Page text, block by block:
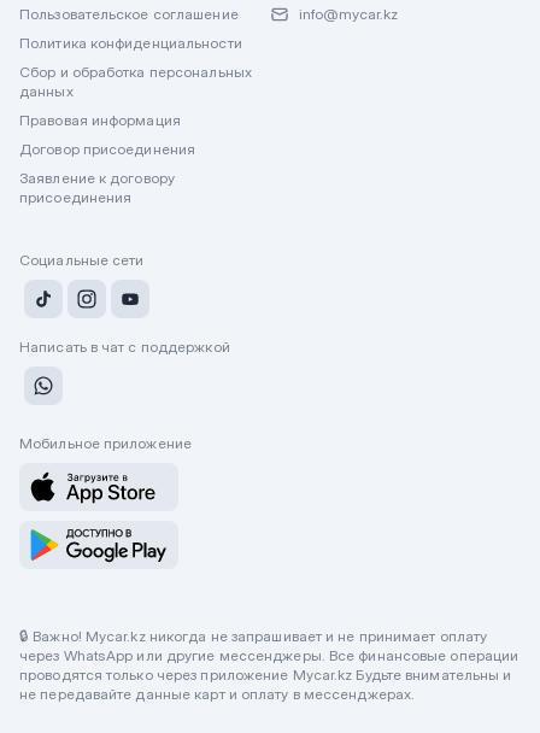
Пользовательское соглашение
Политика конфиденциальности
Сбор и обработка персональных
данных
Правовая информация
Договор присоединения
Заявление к договору
присоединения
info@mycar.kz
Социальные сети
Написать в чат с поддержкой
Мобильное приложение
🔒 Важно! Mycar.kz никогда не запрашивает и не принимает оплату
через WhatsApp или другие мессенджеры. Все финансовые операции
проводятся только через приложение Mycar.kz Будьте внимательны и
не передавайте данные карт и оплату в мессенджерах.